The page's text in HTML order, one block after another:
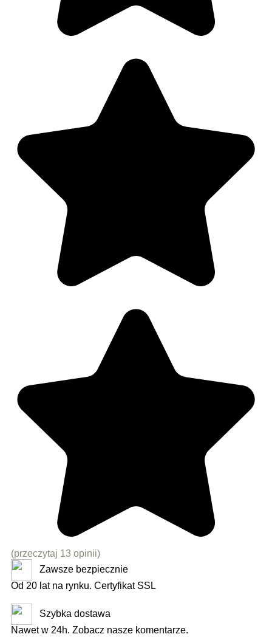
(przeczytaj 13 opinii)
Zawsze bezpiecznie
Od 20 lat na rynku. Certyfikat SSL
Szybka dostawa
Nawet w 24h. Zobacz nasze komentarze.